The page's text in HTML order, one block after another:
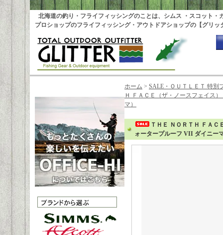
北海道の釣り・フライフィッシングのことは、シムス ・スコット・
プロショップのフライフィッシング・アウトドアショップの【グリッ
ホーム > SALE・ＯＵＴＬＥＴ 特別
Ｈ ＦＡＣＥ（ザ・ノースフェイス
マ）
ＴＨＥ ＮＯＲＴＨ ＦＡ
ォータープルーフ VII ダイニー